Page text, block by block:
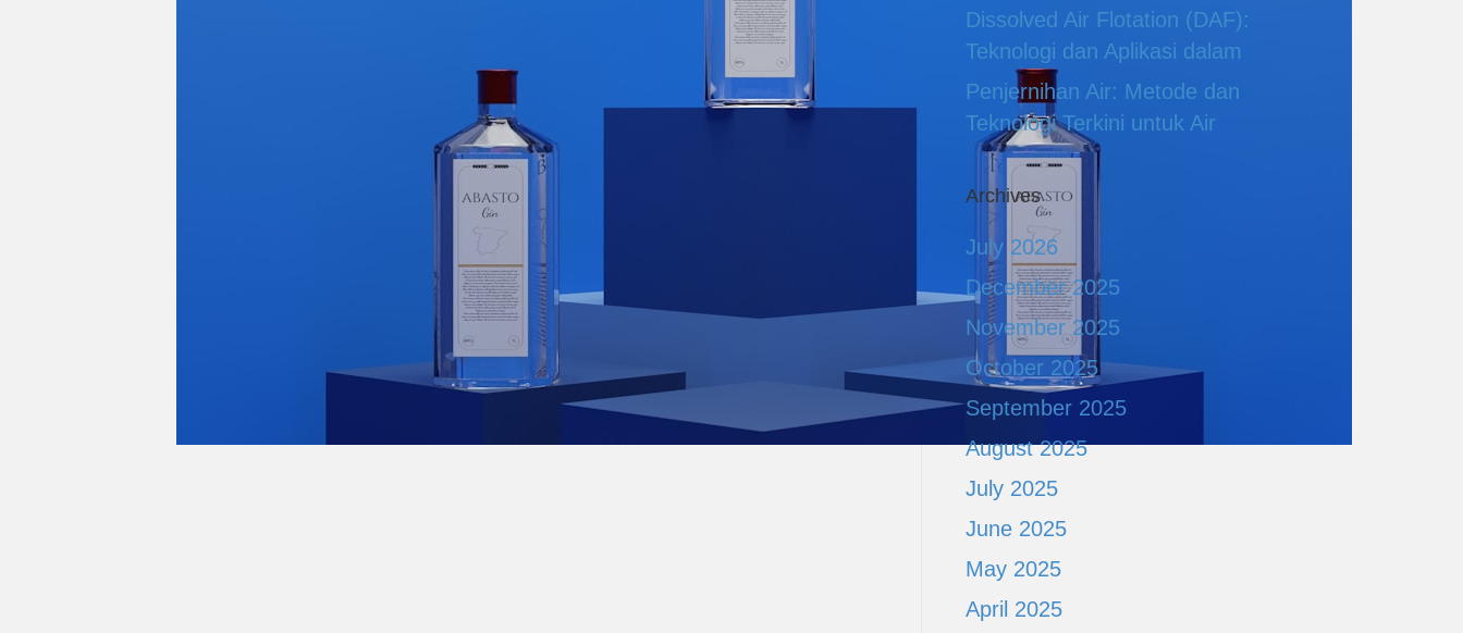
Dissolved Air Flotation (DAF):
Teknologi dan Aplikasi dalam
Penjernihan Air: Metode dan
Teknologi Terkini untuk Air
Archives
July 2026
December 2025
November 2025
October 2025
September 2025
August 2025
July 2025
June 2025
May 2025
April 2025